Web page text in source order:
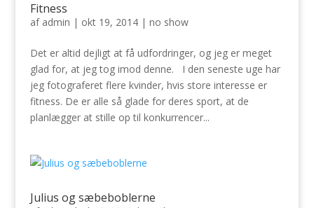
Fitness
af admin | okt 19, 2014| no show
Det er altid dejligt at få udfordringer, og jeg er meget
glad for, at jeg tog imod denne. I den seneste uge har
jeg fotograferet flere kvinder, hvis store interesse er
fitness. De er alle så glade for deres sport, at de
planlægger at stille op til konkurrencer...
Julius og sæbeboblerne